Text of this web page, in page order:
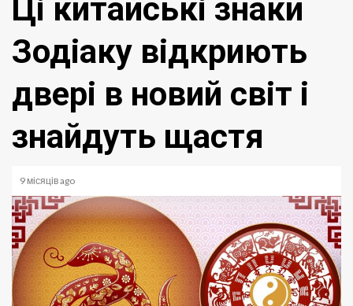
Ці китайські знаки
Зодіаку відкриють
двері в новий світ і
знайдуть щастя
9 місяців ago